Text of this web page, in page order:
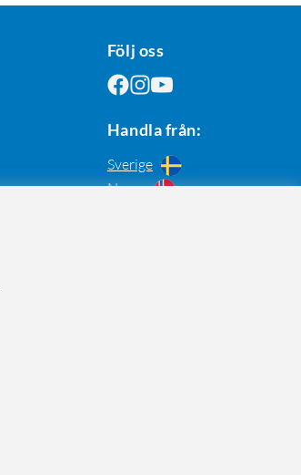
Följ oss
Handla från:
Sverige
Norge